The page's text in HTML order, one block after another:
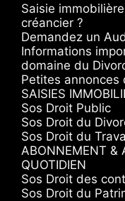
Saisie
créancier ?
Demandez un
Informations
domaine du
Petites annonces
SAISIES
Sos Droit Public
Sos Droit du
Sos Droit du
ABONNEMENT &
QUOTIDIEN
Sos Droit des
Sos Droit du